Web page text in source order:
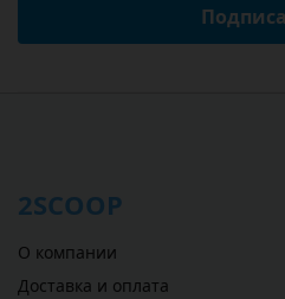
2SCOOP
О компании
Доставка и оплата